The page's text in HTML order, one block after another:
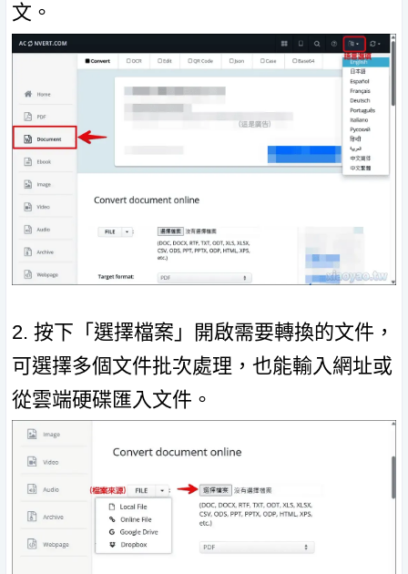
文。
2. 按下「選擇檔案」開啟需要轉換的文件，
可選擇多個文件批次處理，也能輸入網址或
從雲端硬碟匯入文件。